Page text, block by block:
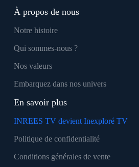
À propos de nous
Notre histoire
Qui sommes-nous ?
Nos valeurs
Embarquez dans nos univers
En savoir plus
INREES TV devient Inexploré TV
Politique de confidentialité
Conditions générales de vente